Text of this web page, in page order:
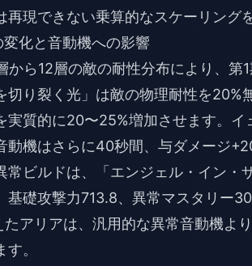
再現できない乗算的なスケーリング
変化と音動機への影響
から12層の敵の耐性分布により、
切り裂く光」は敵の物理耐性を20%
実質的に20〜25%増加させます。
動機はさらに40秒間、与ダメージ
常ビルドは、「エンジェル・イン・
基礎攻撃力713.8、異常マスタリー
アリアは、汎用的な異常音動機よ
。